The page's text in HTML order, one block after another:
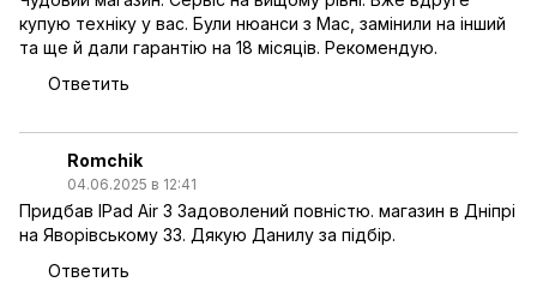
купую техніку у вас. Були нюанси з Mac, замінили на інший
та ще й дали гарантію на 18 місяців. Рекомендую.
Ответить
Romchik
04.06.2025 в 12:41
Придбав IPad Air 3 Задоволений повністю. магазин в Дніпрі
на Яворівському 33. Дякую Данилу за підбір.
Ответить